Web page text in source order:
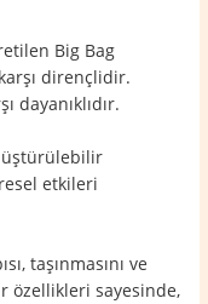
Big Bag
dirençlidir.
dayanıklıdır.
etkileri
taşınmasını ve
özellikleri sayesinde,